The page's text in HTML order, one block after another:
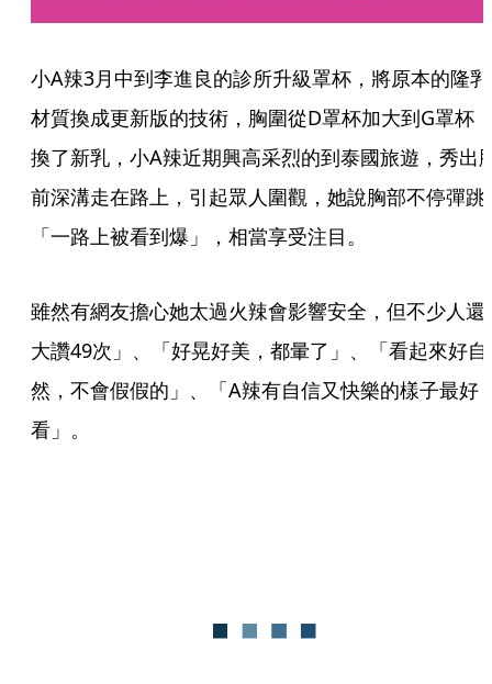
小A辣3月中到李進良的診所升級罩杯，將原本的隆乳
材質換成更新版的技術，胸圍從D罩杯加大到G罩杯
換了新乳，小A辣近期興高采烈的到泰國旅遊，秀出
前深溝走在路上，引起眾人圍觀，她說胸部不停彈跳
「一路上被看到爆」，相當享受注目。
雖然有網友擔心她太過火辣會影響安全，但不少人還
大讚49次」、「好晃好美，都暈了」、「看起來好自
然，不會假假的」、「A辣有自信又快樂的樣子最好
看」。